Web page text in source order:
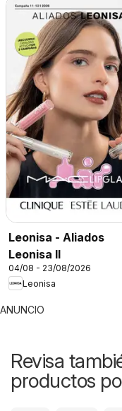
Leonisa - Aliados
Leonisa II
04/08 - 23/08/2026
Leonisa
ANUNCIO
Revisa
productos